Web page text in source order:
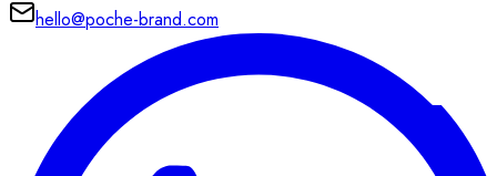
hello@poche-brand.com